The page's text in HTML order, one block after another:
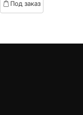
onПод заказ